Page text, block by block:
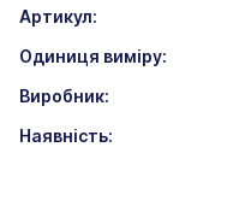
Артикул:
Одиниця виміру:
Виробник:
Наявність: